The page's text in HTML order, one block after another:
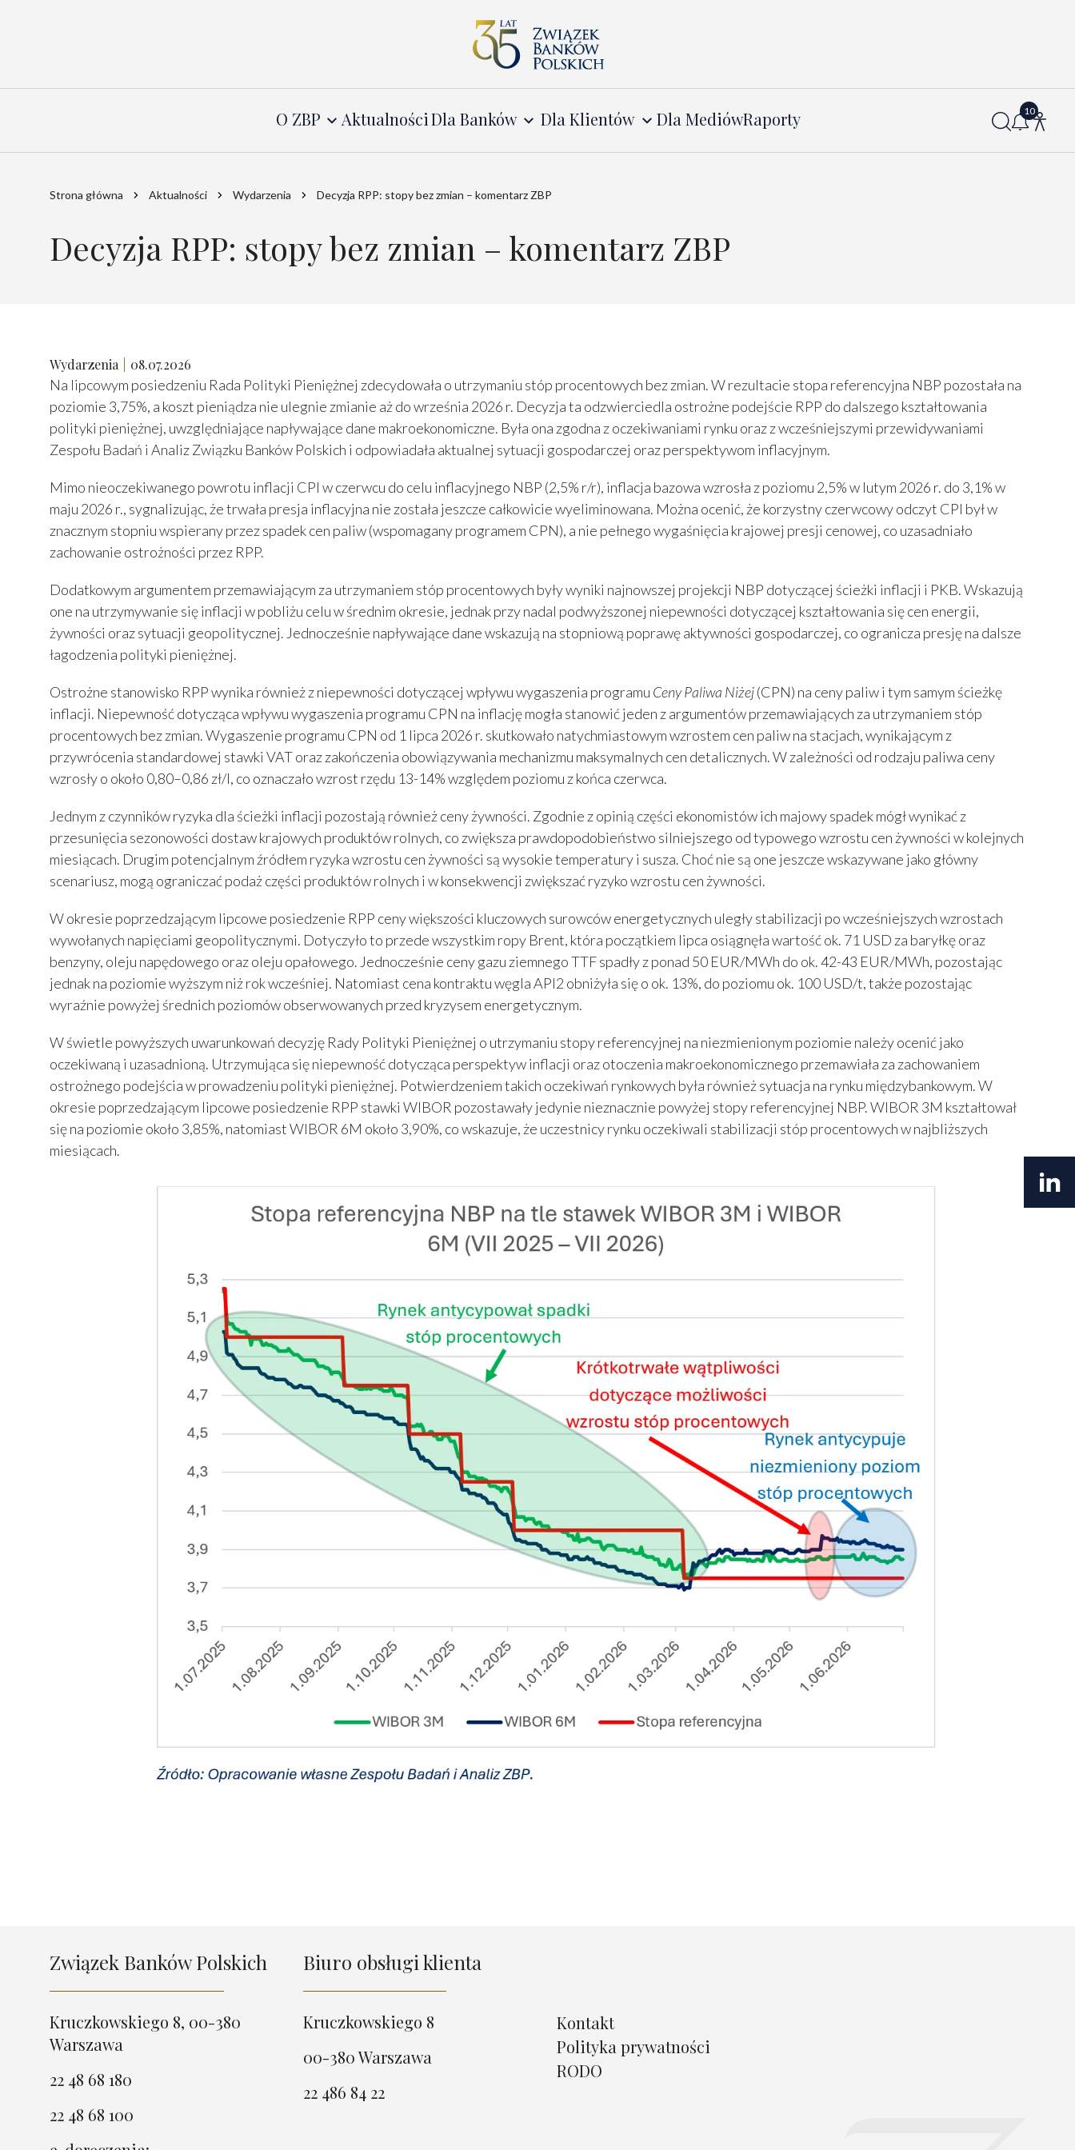
O ZBP AktualnościDla Banków Dla Klientów Dla MediówRaporty
Strona główna Aktualności Wydarzenia Decyzja RPP: stopy bez zmian – komentarz ZBP
Decyzja RPP: stopy bez zmian – komentarz ZBP
Wydarzenia 08.07.2026
Na lipcowym posiedzeniu Rada Polityki Pieniężnej zdecydowała o utrzymaniu stóp procentowych bez zmian. W rezultacie stopa referencyjna NBP pozostała na
poziomie 3,75%, a koszt pieniądza nie ulegnie zmianie aż do września 2026 r. Decyzja ta odzwierciedla ostrożne podejście RPP do dalszego kształtowania
polityki pieniężnej, uwzględniające napływające dane makroekonomiczne. Była ona zgodna z oczekiwaniami rynku oraz z wcześniejszymi przewidywaniami
Zespołu Badań i Analiz Związku Banków Polskich i odpowiadała aktualnej sytuacji gospodarczej oraz perspektywom inflacyjnym.
Mimo nieoczekiwanego powrotu inflacji CPI w czerwcu do celu inflacyjnego NBP (2,5% r/r), inflacja bazowa wzrosła z poziomu 2,5% w lutym 2026 r. do 3,1% w
maju 2026 r., sygnalizując, że trwała presja inflacyjna nie została jeszcze całkowicie wyeliminowana. Można ocenić, że korzystny czerwcowy odczyt CPI był w
znacznym stopniu wspierany przez spadek cen paliw (wspomagany programem CPN), a nie pełnego wygaśnięcia krajowej presji cenowej, co uzasadniało
zachowanie ostrożności przez RPP.
Dodatkowym argumentem przemawiającym za utrzymaniem stóp procentowych były wyniki najnowszej projekcji NBP dotyczącej ścieżki inflacji i PKB. Wskazują
one na utrzymywanie się inflacji w pobliżu celu w średnim okresie, jednak przy nadal podwyższonej niepewności dotyczącej kształtowania się cen energii,
żywności oraz sytuacji geopolitycznej. Jednocześnie napływające dane wskazują na stopniową poprawę aktywności gospodarczej, co ogranicza presję na dalsze
łagodzenia polityki pieniężnej.
Ostrożne stanowisko RPP wynika również z niepewności dotyczącej wpływu wygaszenia programu Ceny Paliwa Niżej(CPN) na ceny paliw i tym samym ścieżkę
inflacji. Niepewność dotycząca wpływu wygaszenia programu CPN na inflację mogła stanowić jeden z argumentów przemawiających za utrzymaniem stóp
procentowych bez zmian. Wygaszenie programu CPN od 1 lipca 2026 r. skutkowało natychmiastowym wzrostem cen paliw na stacjach, wynikającym z
przywrócenia standardowej stawki VAT oraz zakończenia obowiązywania mechanizmu maksymalnych cen detalicznych. W zależności od rodzaju paliwa ceny
wzrosły o około 0,80–0,86 zł/l, co oznaczało wzrost rzędu 13-14% względem poziomu z końca czerwca.
Jednym z czynników ryzyka dla ścieżki inflacji pozostają również ceny żywności. Zgodnie z opinią części ekonomistów ich majowy spadek mógł wynikać z
przesunięcia sezonowości dostaw krajowych produktów rolnych, co zwiększa prawdopodobieństwo silniejszego od typowego wzrostu cen żywności w kolejnych
miesiącach. Drugim potencjalnym źródłem ryzyka wzrostu cen żywności są wysokie temperatury i susza. Choć nie są one jeszcze wskazywane jako główny
scenariusz, mogą ograniczać podaż części produktów rolnych i w konsekwencji zwiększać ryzyko wzrostu cen żywności.
W okresie poprzedzającym lipcowe posiedzenie RPP ceny większości kluczowych surowców energetycznych uległy stabilizacji po wcześniejszych wzrostach
wywołanych napięciami geopolitycznymi. Dotyczyło to przede wszystkim ropy Brent, która początkiem lipca osiągnęła wartość ok. 71 USD za baryłkę oraz
benzyny, oleju napędowego oraz oleju opałowego. Jednocześnie ceny gazu ziemnego TTF spadły z ponad 50 EUR/MWh do ok. 42-43 EUR/MWh, pozostając
jednak na poziomie wyższym niż rok wcześniej. Natomiast cena kontraktu węgla API2 obniżyła się o ok. 13%, do poziomu ok. 100 USD/t, także pozostając
wyraźnie powyżej średnich poziomów obserwowanych przed kryzysem energetycznym.
W świetle powyższych uwarunkowań decyzję Rady Polityki Pieniężnej o utrzymaniu stopy referencyjnej na niezmienionym poziomie należy ocenić jako
oczekiwaną i uzasadnioną. Utrzymująca się niepewność dotycząca perspektyw inflacji oraz otoczenia makroekonomicznego przemawiała za zachowaniem
ostrożnego podejścia w prowadzeniu polityki pieniężnej. Potwierdzeniem takich oczekiwań rynkowych była również sytuacja na rynku międzybankowym. W
okresie poprzedzającym lipcowe posiedzenie RPP stawki WIBOR pozostawały jedynie nieznacznie powyżej stopy referencyjnej NBP. WIBOR 3M kształtował
się na poziomie około 3,85%, natomiast WIBOR 6M około 3,90%, co wskazuje, że uczestnicy rynku oczekiwali stabilizacji stóp procentowych w najbliższych
miesiącach.
Związek Banków Polskich
Kruczkowskiego 8, 00-380
Warszawa
22 48 68 180
22 48 68 100
Biuro obsługi klienta
Kruczkowskiego 8
00-380 Warszawa
22 486 84 22
Kontakt
Polityka prywatności
RODO